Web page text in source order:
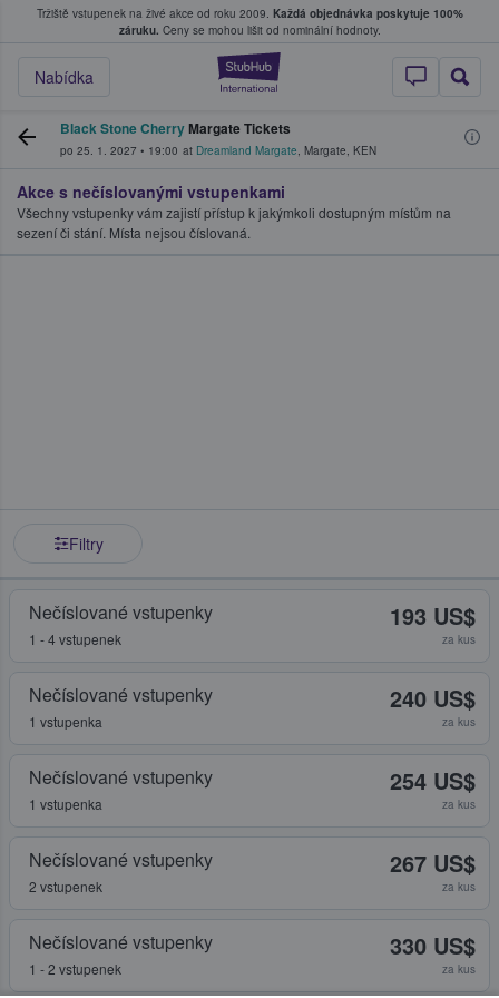
Tržiště vstupenek na živé akce od roku 2009. Každá objednávka poskytuje 100%
záruku. Ceny se mohou lišit od nominální hodnoty.
StubHub –
Nabídka
kde fanoušci kupují a prodávají vstupenky
Black Stone CherryMargate Tickets
po 25. 1. 2027 • 19:00 at Dreamland Margate, Margate, KEN
Akce s nečíslovanými vstupenkami
Všechny vstupenky vám zajistí přístup k jakýmkoli dostupným místům na
sezení či stání. Místa nejsou číslovaná.
Filtry
Nečíslované vstupenky
1 - 4 vstupenek
193 US$
za kus
Nečíslované vstupenky
1 vstupenka
240 US$
za kus
Nečíslované vstupenky
1 vstupenka
254 US$
za kus
Nečíslované vstupenky
2 vstupenek
267 US$
za kus
Nečíslované vstupenky
1 - 2 vstupenek
330 US$
za kus